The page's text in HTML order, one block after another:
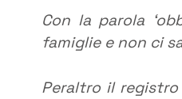
Con la parola
famiglie e non ci
Peraltro il